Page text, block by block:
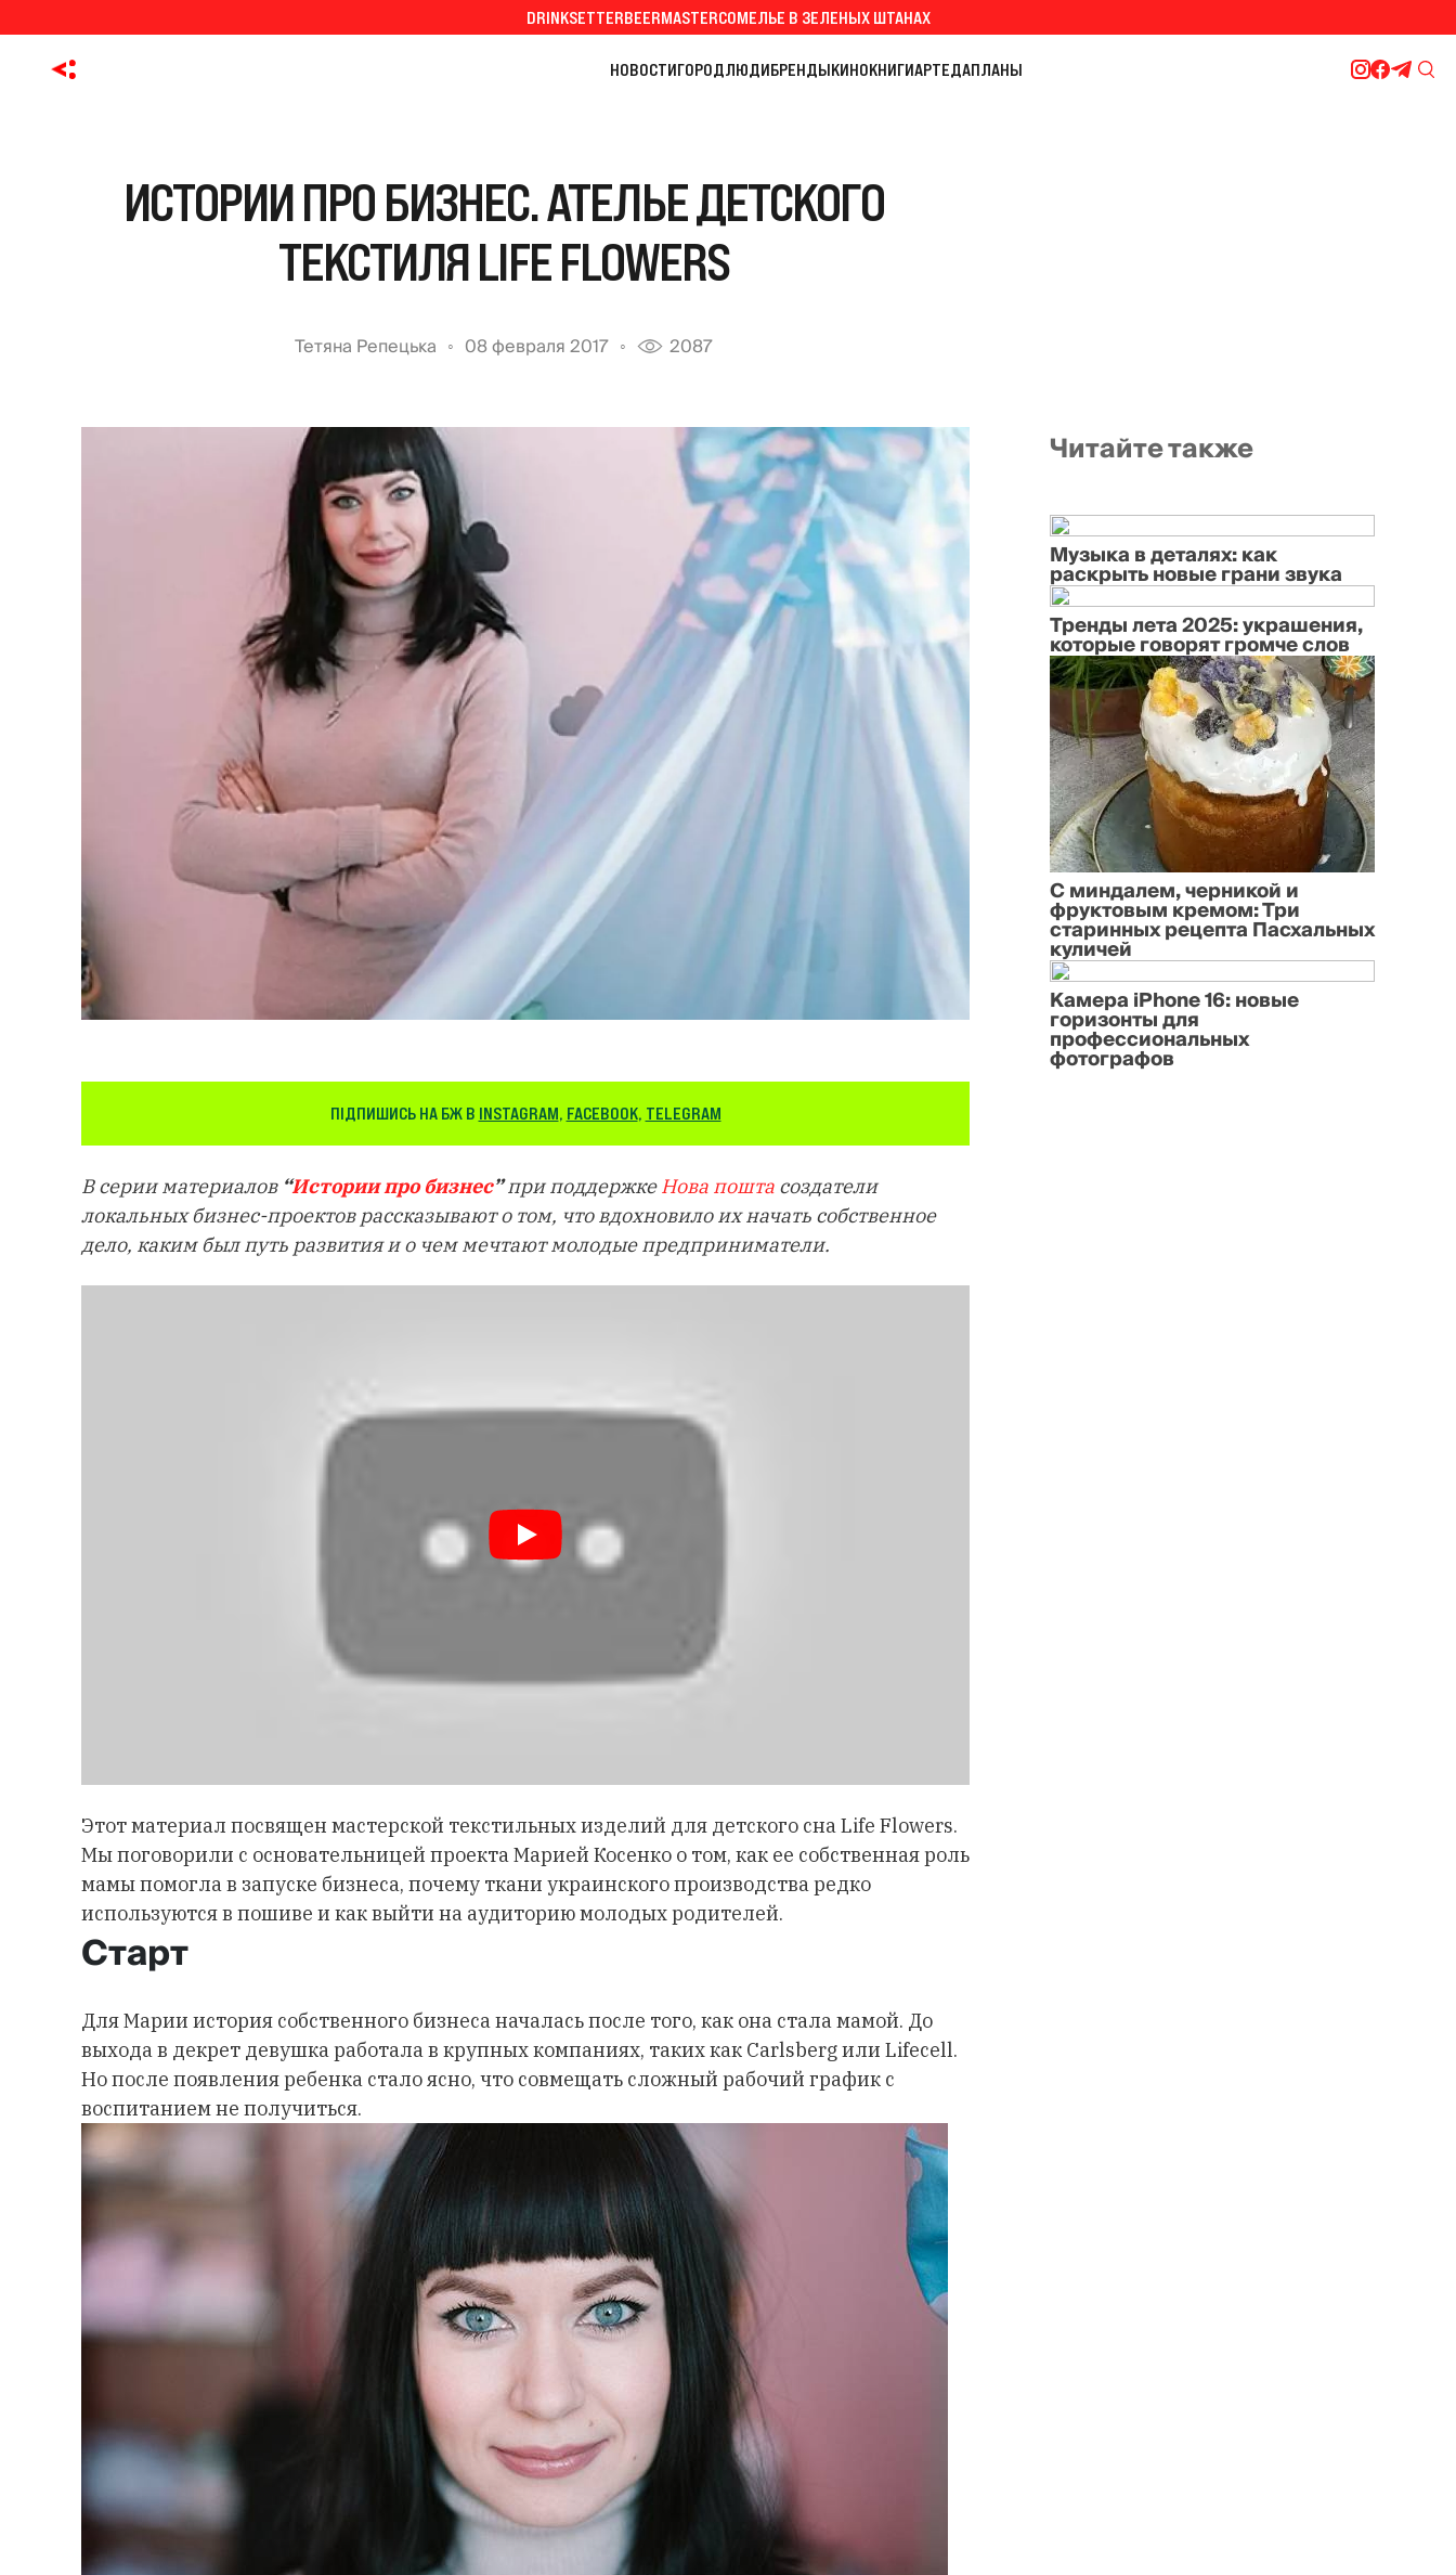
DRINKSETTERBEERMASTERСОМЕЛЬЕ В ЗЕЛЕНЫХ ШТАНАХ
НОВОСТИГОРОДЛЮДИБРЕНДЫКИНОКНИГИАРТЕДАПЛАНЫ
ИСТОРИИ ПРО БИЗНЕС. АТЕЛЬЕ ДЕТСКОГО
ТЕКСТИЛЯ LIFE FLOWERS
Тетяна Репецька 08 февраля 2017 2087
ПІДПИШИСЬ НА БЖ В INSTAGRAM, FACEBOOK, TELEGRAM
В серии материалов “Истории про бизнес”при поддержкеНова пошта создатели
локальных бизнес-проектов рассказывают о том, что вдохновило их начать собственное
дело, каким был путь развития и о чем мечтают молодые предприниматели.
Этот материал посвящен мастерской текстильных изделий для детского сна Life Flowers.
Мы поговорили с основательницей проекта Марией Косенко о том, как ее собственная роль
мамы помогла в запуске бизнеса, почему ткани украинского производства редко
используются в пошиве и как выйти на аудиторию молодых родителей.
Старт
Для Марии история собственного бизнеса началась после того, как она стала мамой. До
выхода в декрет девушка работала в крупных компаниях, таких как Carlsberg или Lifecell.
Но после появления ребенка стало ясно, что совмещать сложный рабочий график с
воспитанием не получиться.
Читайте также
Музыка в деталях: как
раскрыть новые грани звука
Тренды лета 2025: украшения,
которые говорят громче слов
С миндалем, черникой и
фруктовым кремом: Три
старинных рецепта Пасхальных
куличей
Камера iPhone 16: новые
горизонты для
профессиональных
фотографов